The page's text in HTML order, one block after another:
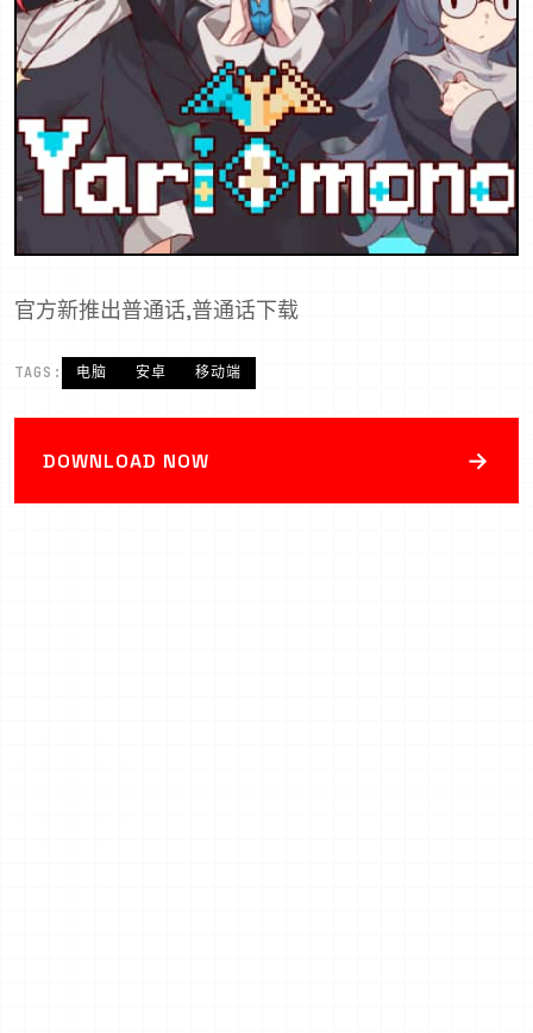
官方新推出普通话,普通话下载
TAGS: 电脑 安卓 移动端
DOWNLOAD NOW →